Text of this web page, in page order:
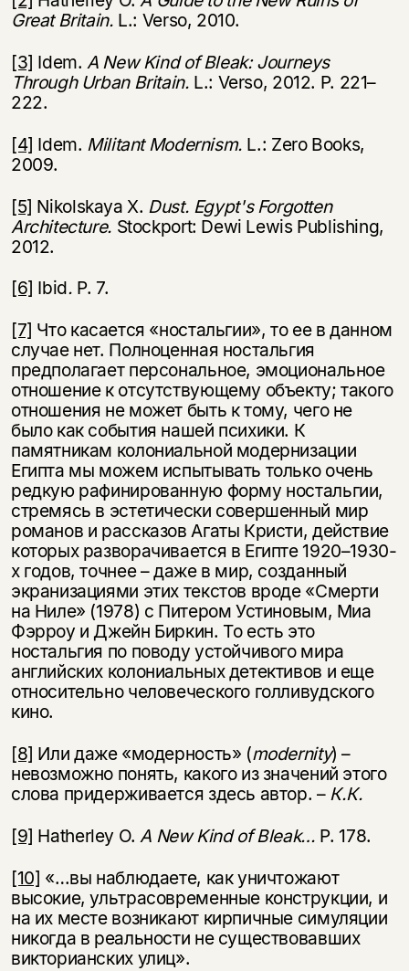
Great Britain. L.: Verso, 2010.
[3] Idem. A New Kind of Bleak: Journeys
Through Urban Britain. L.: Verso, 2012. P. 221–
222.
[4] Idem. Militant Modernism. L.: Zero Books,
2009.
[5] Nikolskaya X. Dust. Egypt's Forgotten
Architecture. Stockport: Dewi Lewis Publishing,
2012.
[6] Ibid. P. 7.
[7] Что касается «ностальгии», то ее в данном
случае нет. Полноценная ностальгия
предполагает персональное, эмоциональное
отношение к отсутствующему объекту; такого
отношения не может быть к тому, чего не
было как события нашей психики. К
памятникам колониальной модернизации
Египта мы можем испытывать только очень
редкую рафинированную форму ностальгии,
стремясь в эстетически совершенный мир
романов и рассказов Агаты Кристи, действие
которых разворачивается в Египте 1920–1930-
х годов, точнее – даже в мир, созданный
экранизациями этих текстов вроде «Смерти
на Ниле» (1978) с Питером Устиновым, Миа
Фэрроу и Джейн Биркин. То есть это
ностальгия по поводу устойчивого мира
английских колониальных детективов и еще
относительно человеческого голливудского
кино.
[8] Или даже «модерность» (modernity) –
невозможно понять, какого из значений этого
слова придерживается здесь автор. – К.К.
[9] Hatherley O.A New Kind of Bleak… P. 178.
[10] «…вы наблюдаете, как уничтожают
высокие, ультрасовременные конструкции, и
на их месте возникают кирпичные симуляции
никогда в реальности не существовавших
викторианских улиц».